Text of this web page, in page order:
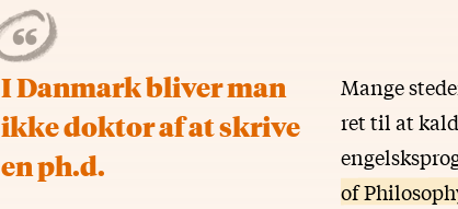
I Danmark bliver man
ikke doktor af at skrive
en ph.d.
Mange
ret til at
of